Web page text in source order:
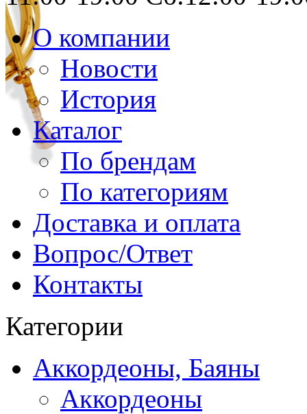
О компании
Новости
История
Каталог
По брендам
По категориям
Доставка и оплата
Вопрос/Ответ
Контакты
Категории
Аккордеоны, Баяны
Аккордеоны